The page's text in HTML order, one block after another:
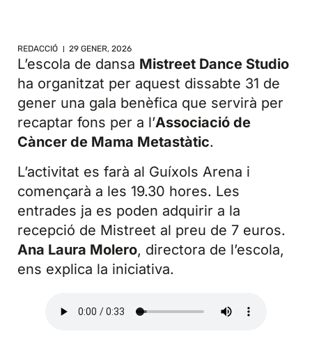
REDACCIÓ 29 GENER, 2026
L’escola de dansa Mistreet Dance Studio
ha organitzat per aquest dissabte 31 de
gener una gala benèfica que servirà per
recaptar fons per a l’Associació de
Càncer de Mama Metastàtic.
L’activitat es farà al Guíxols Arena i
començarà a les 19.30 hores. Les
entrades ja es poden adquirir a la
recepció de Mistreet al preu de 7 euros.
Ana Laura Molero, directora de l’escola,
ens explica la iniciativa.